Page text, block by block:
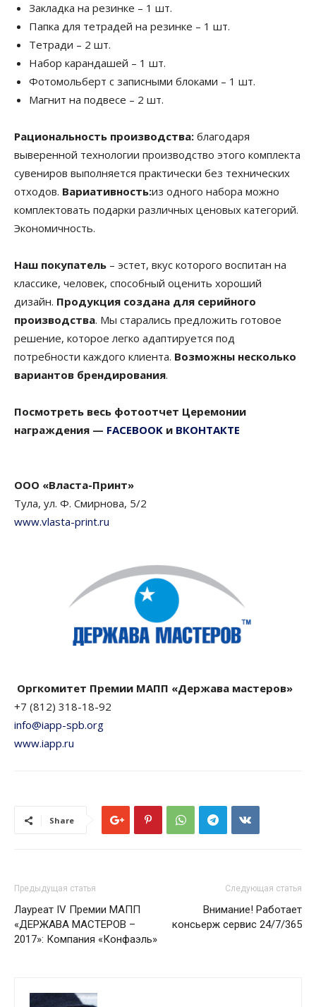
Закладка на резинке – 1 шт.
Папка для тетрадей на резинке – 1 шт.
Тетради – 2 шт.
Набор карандашей – 1 шт.
Фотомольберт с записными блоками – 1 шт.
Магнит на подвесе – 2 шт.
Рациональность производства: благодаря
выверенной технологии производство этого комплекта
сувениров выполняется практически без технических
отходов. Вариативность:из одного набора можно
комплектовать подарки различных ценовых категорий.
Экономичность.
Наш покупатель – эстет, вкус которого воспитан на
классике, человек, способный оценить хороший
дизайн. Продукция создана для серийного
производства. Мы старались предложить готовое
решение, которое легко адаптируется под
потребности каждого клиента. Возможны несколько
вариантов брендирования.
Посмотреть весь фотоотчет Церемонии
награждения — FACEBOOK и ВКОНТАКТЕ
ООО «Власта-Принт»
Тула, ул. Ф. Смирнова, 5/2
www.vlasta-print.ru
Оргкомитет Премии МАПП «Держава мастеров»
+7 (812) 318-18-92
info@iapp-spb.org
www.iapp.ru
Share
Предыдущая статья
Лауреат IV Премии МАПП
«ДЕРЖАВА МАСТЕРОВ –
2017»: Компания «Конфаэль»
Следующая статья
Внимание! Работает
консьерж сервис 24/7/365